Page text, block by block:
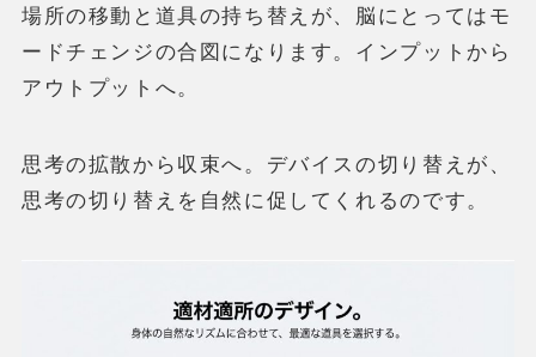
場所の移動と道具の持ち替えが、脳にとってはモ
ードチェンジの合図になります。インプットから
アウトプットへ。
思考の拡散から収束へ。デバイスの切り替えが、
思考の切り替えを自然に促してくれるのです。